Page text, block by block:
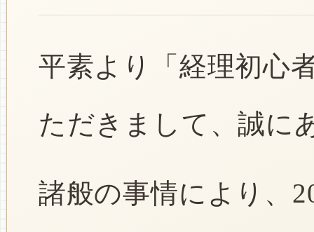
平素より「経理初心
ただきまして、誠に
諸般の事情により、